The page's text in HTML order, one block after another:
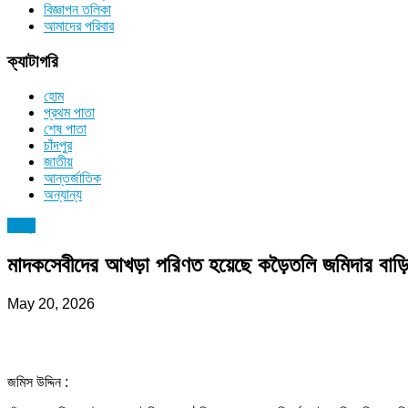
বিজ্ঞাপন তলিকা
আমাদের পরিবার
ক্যাটাগরি
হোম
প্রথম পাতা
শেষ পাতা
চাঁদপুর
জাতীয়
আন্তর্জাতিক
অন্যান্য
মাদকসেবীদের আখড়া পরিণত হয়েছে কড়ৈতলি জমিদার বাড়ি
May 20, 2026
জমিস উদ্দিন :